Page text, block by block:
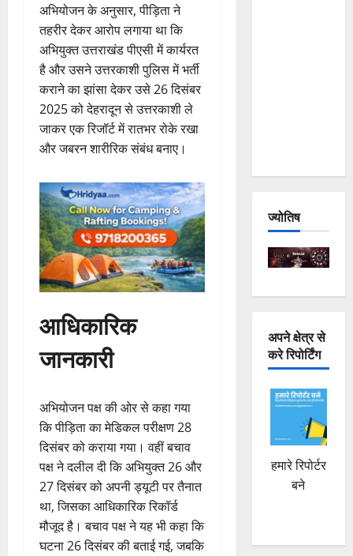
अभियोजन के अनुसार, पीड़िता ने
तहरीर देकर आरोप लगाया था कि
अभियुक्त उत्तराखंड पीएसी में कार्यरत
है और उसने उत्तरकाशी पुलिस में भर्ती
कराने का झांसा देकर उसे 26 दिसंबर
2025 को देहरादून से उत्तरकाशी ले
जाकर एक रिजॉर्ट में रातभर रोके रखा
और जबरन शारीरिक संबंध बनाए।
आधिकारिक
जानकारी
अभियोजन पक्ष की ओर से कहा गया
कि पीड़िता का मेडिकल परीक्षण 28
दिसंबर को कराया गया। वहीं बचाव
पक्ष ने दलील दी कि अभियुक्त 26 और
27 दिसंबर को अपनी ड्यूटी पर तैनात
था, जिसका आधिकारिक रिकॉर्ड
मौजूद है। बचाव पक्ष ने यह भी कहा कि
घटना 26 दिसंबर की बताई गई, जबकि
ज्योतिष
अपने क्षेत्र से
करे रिपोर्टिंग
हमारे रिपोर्टर
बने